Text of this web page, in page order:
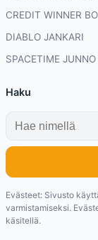
CREDIT WINNER
DIABLO JANKARI
SPACETIME
Haku
Evästeet: Sivusto
varmistamiseksi.
käsitellä.